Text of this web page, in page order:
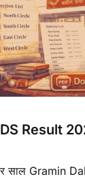
Result
हर साल Gramin